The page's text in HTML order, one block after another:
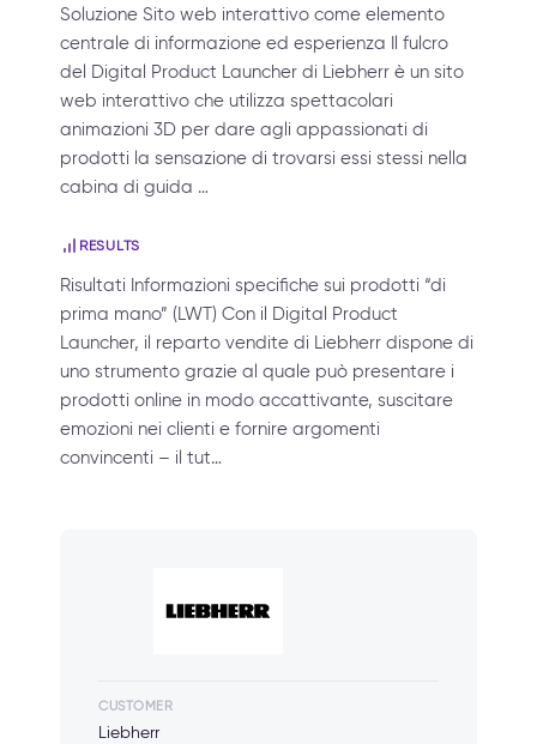
Soluzione Sito web interattivo come elemento
centrale di informazione ed esperienza Il fulcro
del Digital Product Launcher di Liebherr è un sito
web interattivo che utilizza spettacolari
animazioni 3D per dare agli appassionati di
prodotti la sensazione di trovarsi essi stessi nella
cabina di guida …
RESULTS
Risultati Informazioni specifiche sui prodotti “di
prima mano” (LWT) Con il Digital Product
Launcher, il reparto vendite di Liebherr dispone di
uno strumento grazie al quale può presentare i
prodotti online in modo accattivante, suscitare
emozioni nei clienti e fornire argomenti
convincenti – il tut…
CUSTOMER
Liebherr